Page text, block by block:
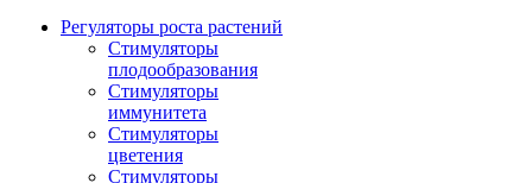
Регуляторы роста растений
Стимуляторы
плодообразования
Стимуляторы
иммунитета
Стимуляторы
цветения
Стимуляторы